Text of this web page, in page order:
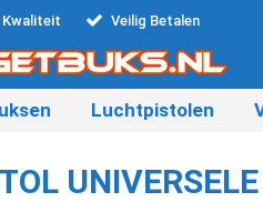
Kwaliteit Veilig Betalen
Luchtpistolen